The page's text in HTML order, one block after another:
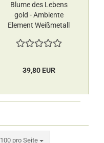
Blume des Lebens
gold - Ambiente
Element Weißmetall
39,80 EUR
100 pro Seite
pro Seite